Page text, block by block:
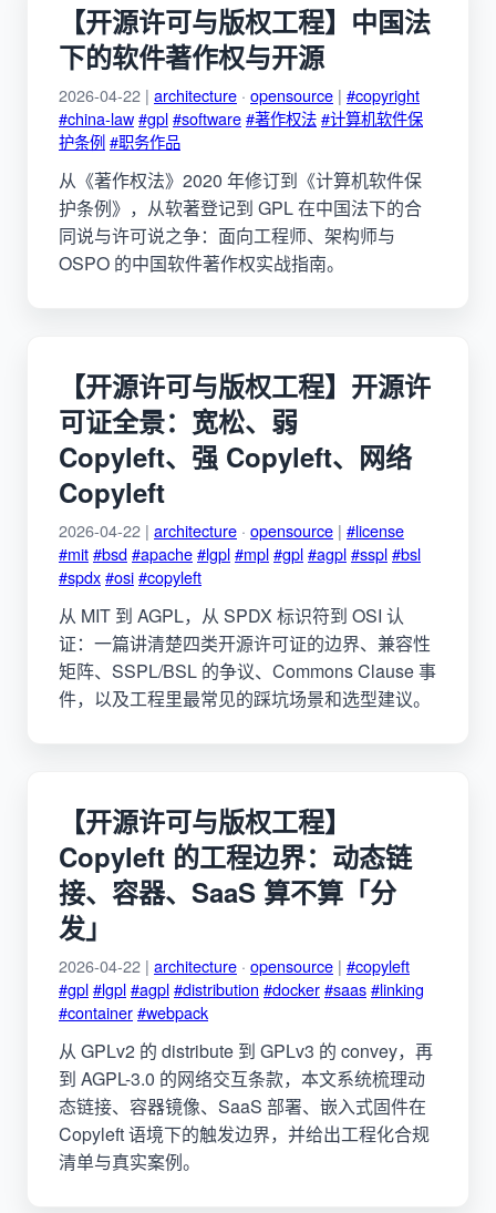
【开源许可与版权工程】中国法
下的软件著作权与开源
2026-04-22 | architecture · opensource | #copyright
#china-law#gpl#software#著作权法#计算机软件保
护条例#职务作品
从《著作权法》2020 年修订到《计算机软件保
护条例》，从软著登记到 GPL 在中国法下的合
同说与许可说之争：面向工程师、架构师与
OSPO 的中国软件著作权实战指南。
【开源许可与版权工程】开源许
可证全景：宽松、弱
Copyleft、强 Copyleft、网络
Copyleft
2026-04-22 | architecture · opensource | #license
#mit#bsd#apache#lgpl#mpl#gpl#agpl#sspl#bsl
#spdx#osi#copyleft
从 MIT 到 AGPL，从 SPDX 标识符到 OSI 认
证：一篇讲清楚四类开源许可证的边界、兼容性
矩阵、SSPL/BSL 的争议、Commons Clause 事
件，以及工程里最常见的踩坑场景和选型建议。
【开源许可与版权工程】
Copyleft 的工程边界：动态链
接、容器、SaaS 算不算「分
发」
2026-04-22 | architecture · opensource | #copyleft
#gpl#lgpl#agpl#distribution #docker#saas#linking
#container#webpack
从 GPLv2 的 distribute 到 GPLv3 的 convey，再
到 AGPL-3.0 的网络交互条款，本文系统梳理动
态链接、容器镜像、SaaS 部署、嵌入式固件在
Copyleft 语境下的触发边界，并给出工程化合规
清单与真实案例。